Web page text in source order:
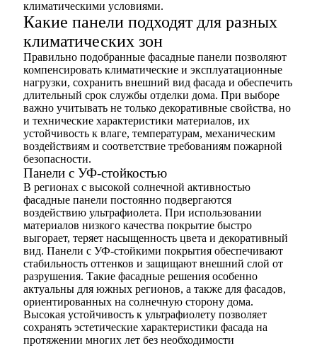
климатическими условиями.
Какие панели подходят для разных
климатических зон
Правильно подобранные фасадные панели позволяют
компенсировать климатические и эксплуатационные
нагрузки, сохранить внешний вид фасада и обеспечить
длительный срок службы отделки дома. При выборе
важно учитывать не только декоративные свойства, но
и технические характеристики материалов, их
устойчивость к влаге, температурам, механическим
воздействиям и соответствие требованиям пожарной
безопасности.
Панели с УФ-стойкостью
В регионах с высокой солнечной активностью
фасадные панели постоянно подвергаются
воздействию ультрафиолета. При использовании
материалов низкого качества покрытие быстро
выгорает, теряет насыщенность цвета и декоративный
вид. Панели с УФ-стойкими покрытия обеспечивают
стабильность оттенков и защищают внешний слой от
разрушения. Такие фасадные решения особенно
актуальны для южных регионов, а также для фасадов,
ориентированных на солнечную сторону дома.
Высокая устойчивость к ультрафиолету позволяет
сохранять эстетические характеристики фасада на
протяжении многих лет без необходимости